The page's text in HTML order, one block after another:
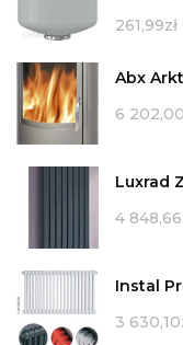
261,99zł
Abx
6 202,00
Luxrad
4 848,66
Instal
3 630,10